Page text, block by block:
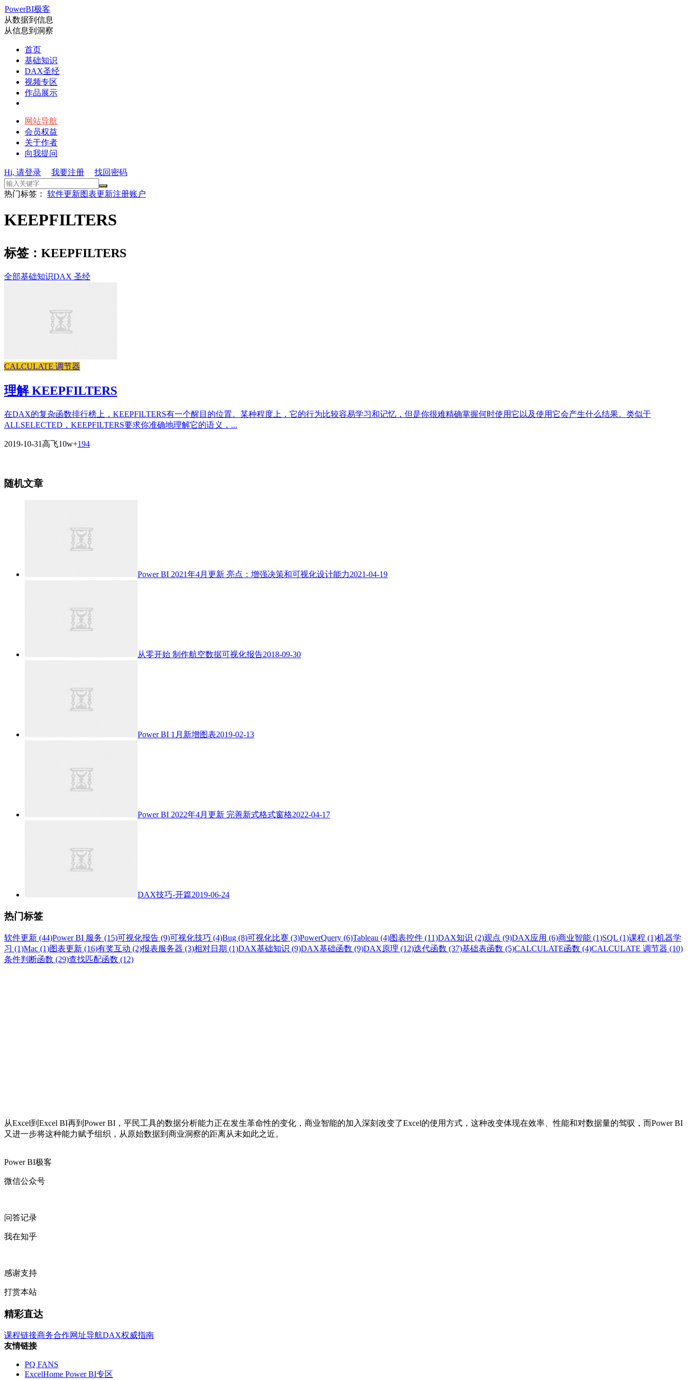
PowerBI极客
从数据到信息
从信息到洞察
首页
基础知识
DAX圣经
视频专区
作品展示
网站导航
会员权益
关于作者
向我提问
Hi, 请登录 我要注册 找回密码
热门标签： 软件更新图表更新注册账户
KEEPFILTERS
标签：KEEPFILTERS
全部基础知识DAX 圣经
CALCULATE 调节器
理解 KEEPFILTERS
在DAX的复杂函数排行榜上，KEEPFILTERS有一个醒目的位置。某种程度上，它的行为比较容易学习和记忆，但是你很难精确掌握何时使用它以及使用它会产生什么结果。类似于
ALLSELECTED，KEEPFILTERS要求你准确地理解它的语义，...
2019-10-31高飞10w+194
随机文章
Power BI 2021年4月更新 亮点：增强决策和可视化设计能力2021-04-19
从零开始 制作航空数据可视化报告2018-09-30
Power BI 1月新增图表2019-02-13
Power BI 2022年4月更新 完善新式格式窗格2022-04-17
DAX技巧-开篇2019-06-24
热门标签
软件更新 (44)Power BI 服务 (15)可视化报告 (9)可视化技巧 (4)Bug (8)可视化比赛 (3)PowerQuery (6)Tableau (4)图表控件 (11)DAX知识 (2)观点 (9)DAX应用 (6)商业智能 (1)SQL (1)课程 (1)机器学
习 (1)Mac (1)图表更新 (16)有奖互动 (2)报表服务器 (3)相对日期 (1)DAX基础知识 (9)DAX基础函数 (9)DAX原理 (12)迭代函数 (37)基础表函数 (5)CALCULATE函数 (4)CALCULATE 调节器 (10)
条件判断函数 (29)查找匹配函数 (12)
从Excel到Excel BI再到Power BI，平民工具的数据分析能力正在发生革命性的变化，商业智能的加入深刻改变了Excel的使用方式，这种改变体现在效率、性能和对数据量的驾驭，而Power BI
又进一步将这种能力赋予组织，从原始数据到商业洞察的距离从未如此之近。
Power BI极客
微信公众号
问答记录
我在知乎
感谢支持
打赏本站
精彩直达
课程链接商务合作网址导航DAX权威指南
友情链接
PQ FANS
ExcelHome Power BI专区